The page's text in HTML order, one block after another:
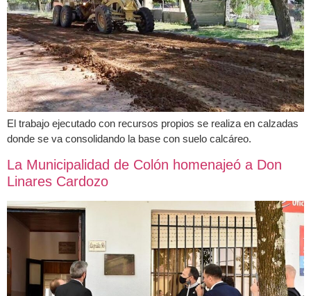
El trabajo ejecutado con recursos propios se realiza en calzadas
donde se va consolidando la base con suelo calcáreo.
La Municipalidad de Colón homenajeó a Don
Linares Cardozo